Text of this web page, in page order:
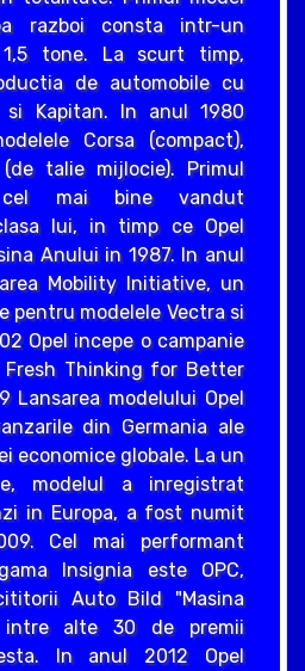
razboi consta intr-un
tone. La scurt timp,
de automobile cu
si Kapitan. In anul 1980
Corsa (compact),
talie mijlocie). Primul
mai bine vandut
lui, in timp ce Opel
Anului in 1987. In anul
Mobility Initiative, un
pentru modelele Vectra si
Opel incepe o campanie
Fresh Thinking for Better
Lansarea modelului Opel
din Germania ale
economice globale. La un
modelul a inregistrat
in Europa, a fost numit
Cel mai performant
Insignia este OPC,
Auto Bild "Masina
intre alte 30 de premii
In anul 2012 Opel